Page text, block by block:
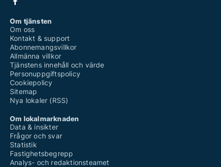
Om tjänsten
Om oss
Kontakt & support
Abonnemangsvillkor
Allmänna villkor
Tjänstens innehåll och värde
Personuppgiftspolicy
Cookiepolicy
Sitemap
Nya lokaler (RSS)
Om lokalmarknaden
Data & insikter
Frågor och svar
Statistik
Fastighetsbegrepp
Analys- och redaktionsteamet